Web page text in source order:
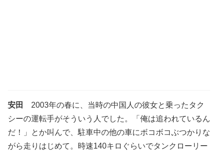
安田
2003年の春に、当時の中国人の彼女と乗ったタク
シーの運転手がそういう人でした。「俺は追われているん
だ！」とか叫んで、駐車中の他の車にボコボコぶつかりな
がら走りはじめて。時速140キロぐらいでタンクローリー